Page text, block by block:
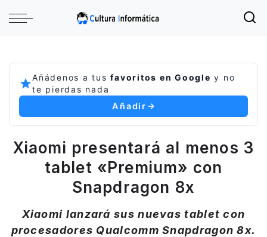
Añádenos a tusfavoritos en Google y no
te pierdas nada
Añadir
Xiaomi presentará al menos 3
tablet «Premium» con
Snapdragon 8x
Xiaomi lanzará sus nuevas tablet con
procesadores Qualcomm Snapdragon 8x.